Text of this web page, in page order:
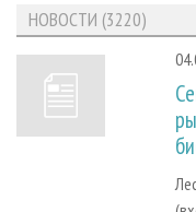
ДЕРЕВООБРАБОТКА
СУШКА ДРЕВЕСИНЫ
ПРОИЗВОДСТВО
ДЕРЕВЯННОЕ
ПРОИЗВОДСТВО
НОВОСТИ КОМПАНИЙ
ЛЕСНЫЕ РЕГИОНЫ
ПЕРСОНЫ
МОБИЛЬНЫЕ
ОФИЦИАЛЬНЫЕ
RUSSIAN FORESTRY
СТАТЬИ
ПОДПИСКА
КОНТАКТЫ
РЕКЛАМОДАТЕЛЯМ
РЕКЛАМА
РЕКЛАМА НА САЙТЕ
НОВОСТИ (3220)